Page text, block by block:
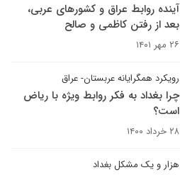
آینده روابط عراق و کشورهای عربی،
بعد از رفتن کاظمی و صالح
۲۶ مهر ۱۴۰۱
رویکرد همگرایانه عربستان- عراق
چرا بغداد به فکر روابط ویژه با ریاض
است؟
۲۸ خرداد ۱۴۰۰
هزار و یک مشکل بغداد